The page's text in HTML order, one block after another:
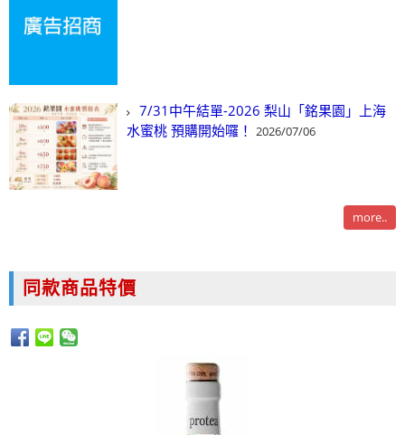
7/31中午結單-2026 梨山「銘果園」上海
水蜜桃 預購開始囉！ 2026/07/06
more..
同款商品特價